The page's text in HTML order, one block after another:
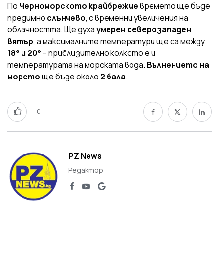
По Черноморското крайбрежиевремето ще бъде
предимно слънчево, с временни увеличения на
облачността. Ще духаумерен северозападен
вятър, а максималните температури ще са между
18° и 20° – приблизително колкото е и
температурата на морската вода. Вълнението на
моретоще бъде около 2 бала.
0
PZ News
Редактор